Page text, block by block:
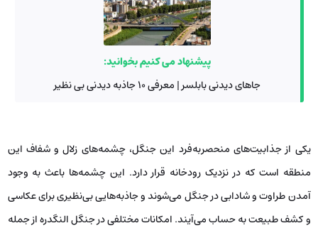
پیشنهاد می کنیم بخوانید:
جاهای دیدنی بابلسر | معرفی ۱۰ جاذبه دیدنی بی نظیر
یکی از جذابیت‌های منحصربه‌فرد این جنگل، چشمه‌های زلال و شفاف این
منطقه است که در نزدیک رودخانه قرار دارد. این چشمه‌ها باعث به وجود
آمدن طراوت و شادابی در جنگل می‌شوند و جاذبه‌هایی بی‌نظیری برای عکاسی
و کشف طبیعت به حساب می‌آیند. امکانات مختلفی در جنگل النگدره از جمله